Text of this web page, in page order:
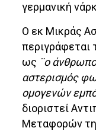
γερμανική
Ο εκ Μικράς
περιγράφεται
ως ¨ο
αστερισμός
ομογενών
διοριστεί
Μεταφορών